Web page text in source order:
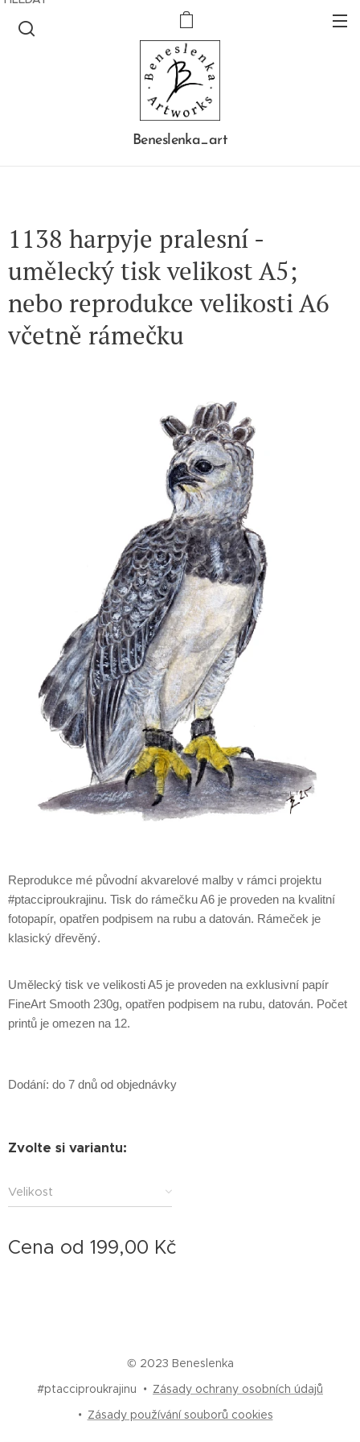
Beneslenka_art
1138 harpyje pralesní -
umělecký tisk velikost A5;
nebo reprodukce velikosti A6
včetně rámečku
Reprodukce mé původní akvarelové malby v rámci projektu
#ptacciproukrajinu. Tisk do rámečku A6 je proveden na kvalitní
fotopapír, opatřen podpisem na rubu a datován. Rámeček je
klasický dřevěný.
Umělecký tisk ve velikosti A5 je proveden na exklusivní papír
FineArt Smooth 230g, opatřen podpisem na rubu, datován. Počet
printů je omezen na 12.
Dodání: do 7 dnů od objednávky
Zvolte si variantu:
Velikost
Cena od 199,00 Kč
© 2023 Beneslenka
#ptacciproukrajinu
Zásady ochrany osobních údajů
Zásady používání souborů cookies